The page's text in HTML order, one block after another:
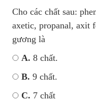
Cho các chất sau:
axetic, propanal, axit
gương là
A. 8 chất.
B. 9 chất.
C. 7 chất